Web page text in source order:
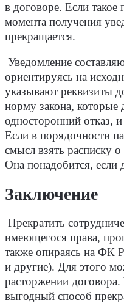
в договоре. Если такое
момента получения
прекращается.
Уведомление
ориентируясь на
указывают реквизиты
норму закона, которые
односторонний отказ,
Если в порядочности
смысл взять расписку
Она понадобится, если
Заключение
Прекратить
имеющегося права,
также опираясь на ФК
и другие). Для этого
расторжении договора.
выгодный способ